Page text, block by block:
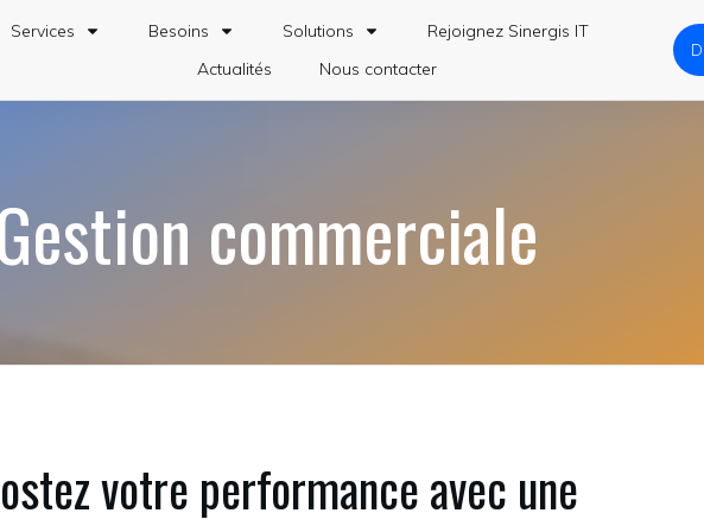
Services Besoins Solutions
Rejoignez Sinergis IT
Actualités
Nous contacter
commerciale
votre performance avec une